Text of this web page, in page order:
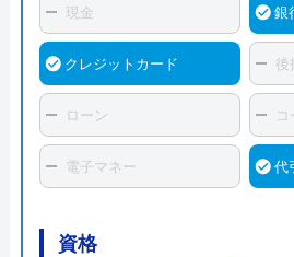
現金 銀
クレジットカード 後
ローン コ
電子マネー 代
資格